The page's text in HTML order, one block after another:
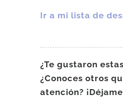
Ir a mi lista de
¿Te gustaron
¿Conoces otros
atención?